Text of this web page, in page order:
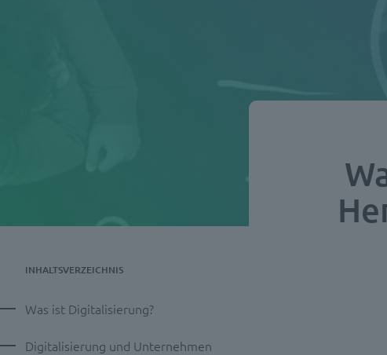
INHALTSVERZEICHNIS
Was ist Digitalisierung?
Digitalisierung und Unternehmen